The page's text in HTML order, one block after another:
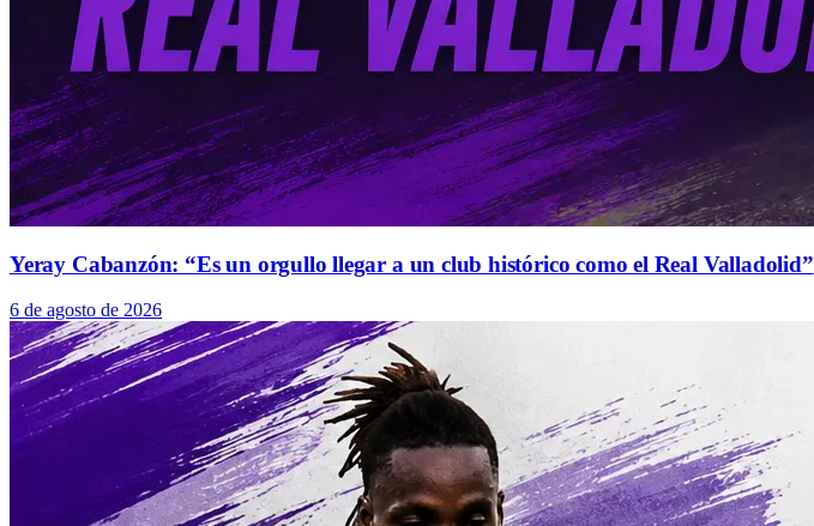
Yeray Cabanzón: “Es un orgullo llegar a un club histórico como el Real Valladolid”
6 de agosto de 2026